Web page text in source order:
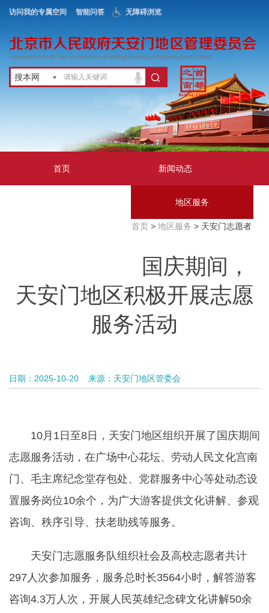
访问我的专属空间 智能问答 无障碍浏览
搜本网
首页 新闻动态
地区服务
首页> 地区服务 > 天安门志愿者
国庆期间，
天安门地区积极开展志愿
服务活动
日期：2025-10-20 来源：天安门地区管委会
10月1日至8日，天安门地区组织开展了国庆期间
志愿服务活动，在广场中心花坛、劳动人民文化宫南
门、毛主席纪念堂存包处、党群服务中心等处动态设
置服务岗位10余个，为广大游客提供文化讲解、参观
咨询、秩序引导、扶老助残等服务。
天安门志愿服务队组织社会及高校志愿者共计
297人次参加服务，服务总时长3564小时，解答游客
咨询4.3万人次，开展人民英雄纪念碑文化讲解50余